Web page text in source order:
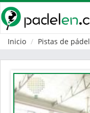
Inicio
Pistas de pádel